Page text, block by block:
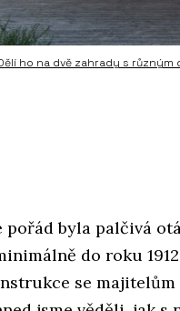
ho na dvě zahrady s různým
byla palčivá
do roku
se majitelům